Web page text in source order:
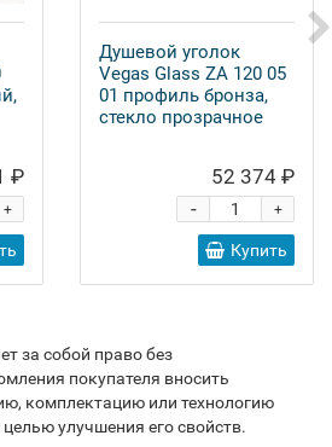
₽
+
Душевой уголок
Vegas Glass ZA 120 05
01 профиль бронза,
стекло прозрачное
52 374 ₽
+
-
Купить
за собой право без
покупателя вносить
комплектацию или технологию
улучшения его свойств.